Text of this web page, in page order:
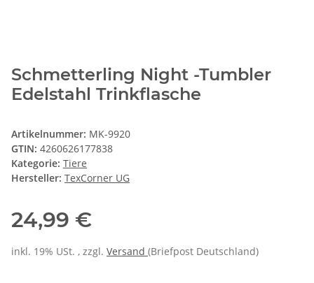
Schmetterling Night -Tumbler
Edelstahl Trinkflasche
Artikelnummer: MK-9920
GTIN: 4260626177838
Kategorie: Tiere
Hersteller: TexCorner UG
24,99 €
inkl. 19% USt. , zzgl. Versand (Briefpost Deutschland)